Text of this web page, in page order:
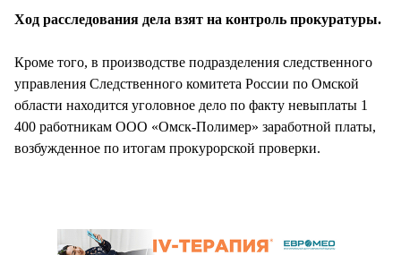
Ход расследования дела взят на контроль прокуратуры.
Кроме того, в производстве подразделения следственного
управления Следственного комитета России по Омской
области находится уголовное дело по факту невыплаты 1
400 работникам ООО «Омск-Полимер» заработной платы,
возбужденное по итогам прокурорской проверки.